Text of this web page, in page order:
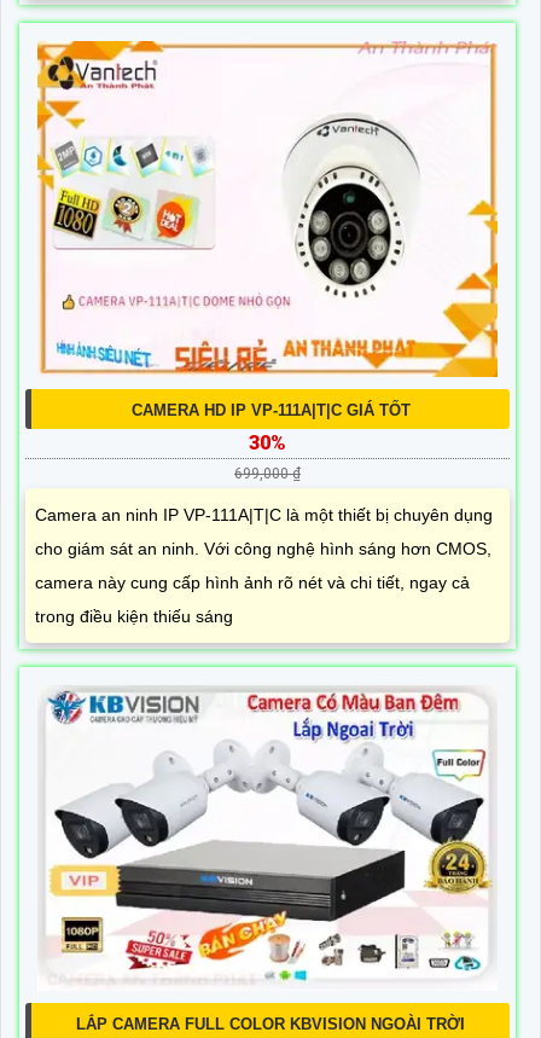
CAMERA HD IP VP-111A|T|C GIÁ TỐT
30%
699,000 ₫
Camera an ninh IP VP-111A|T|C là một thiết bị chuyên dụng
cho giám sát an ninh. Với công nghệ hình sáng hơn CMOS,
camera này cung cấp hình ảnh rõ nét và chi tiết, ngay cả
trong điều kiện thiếu sáng
LẮP CAMERA FULL COLOR KBVISION NGOÀI TRỜI